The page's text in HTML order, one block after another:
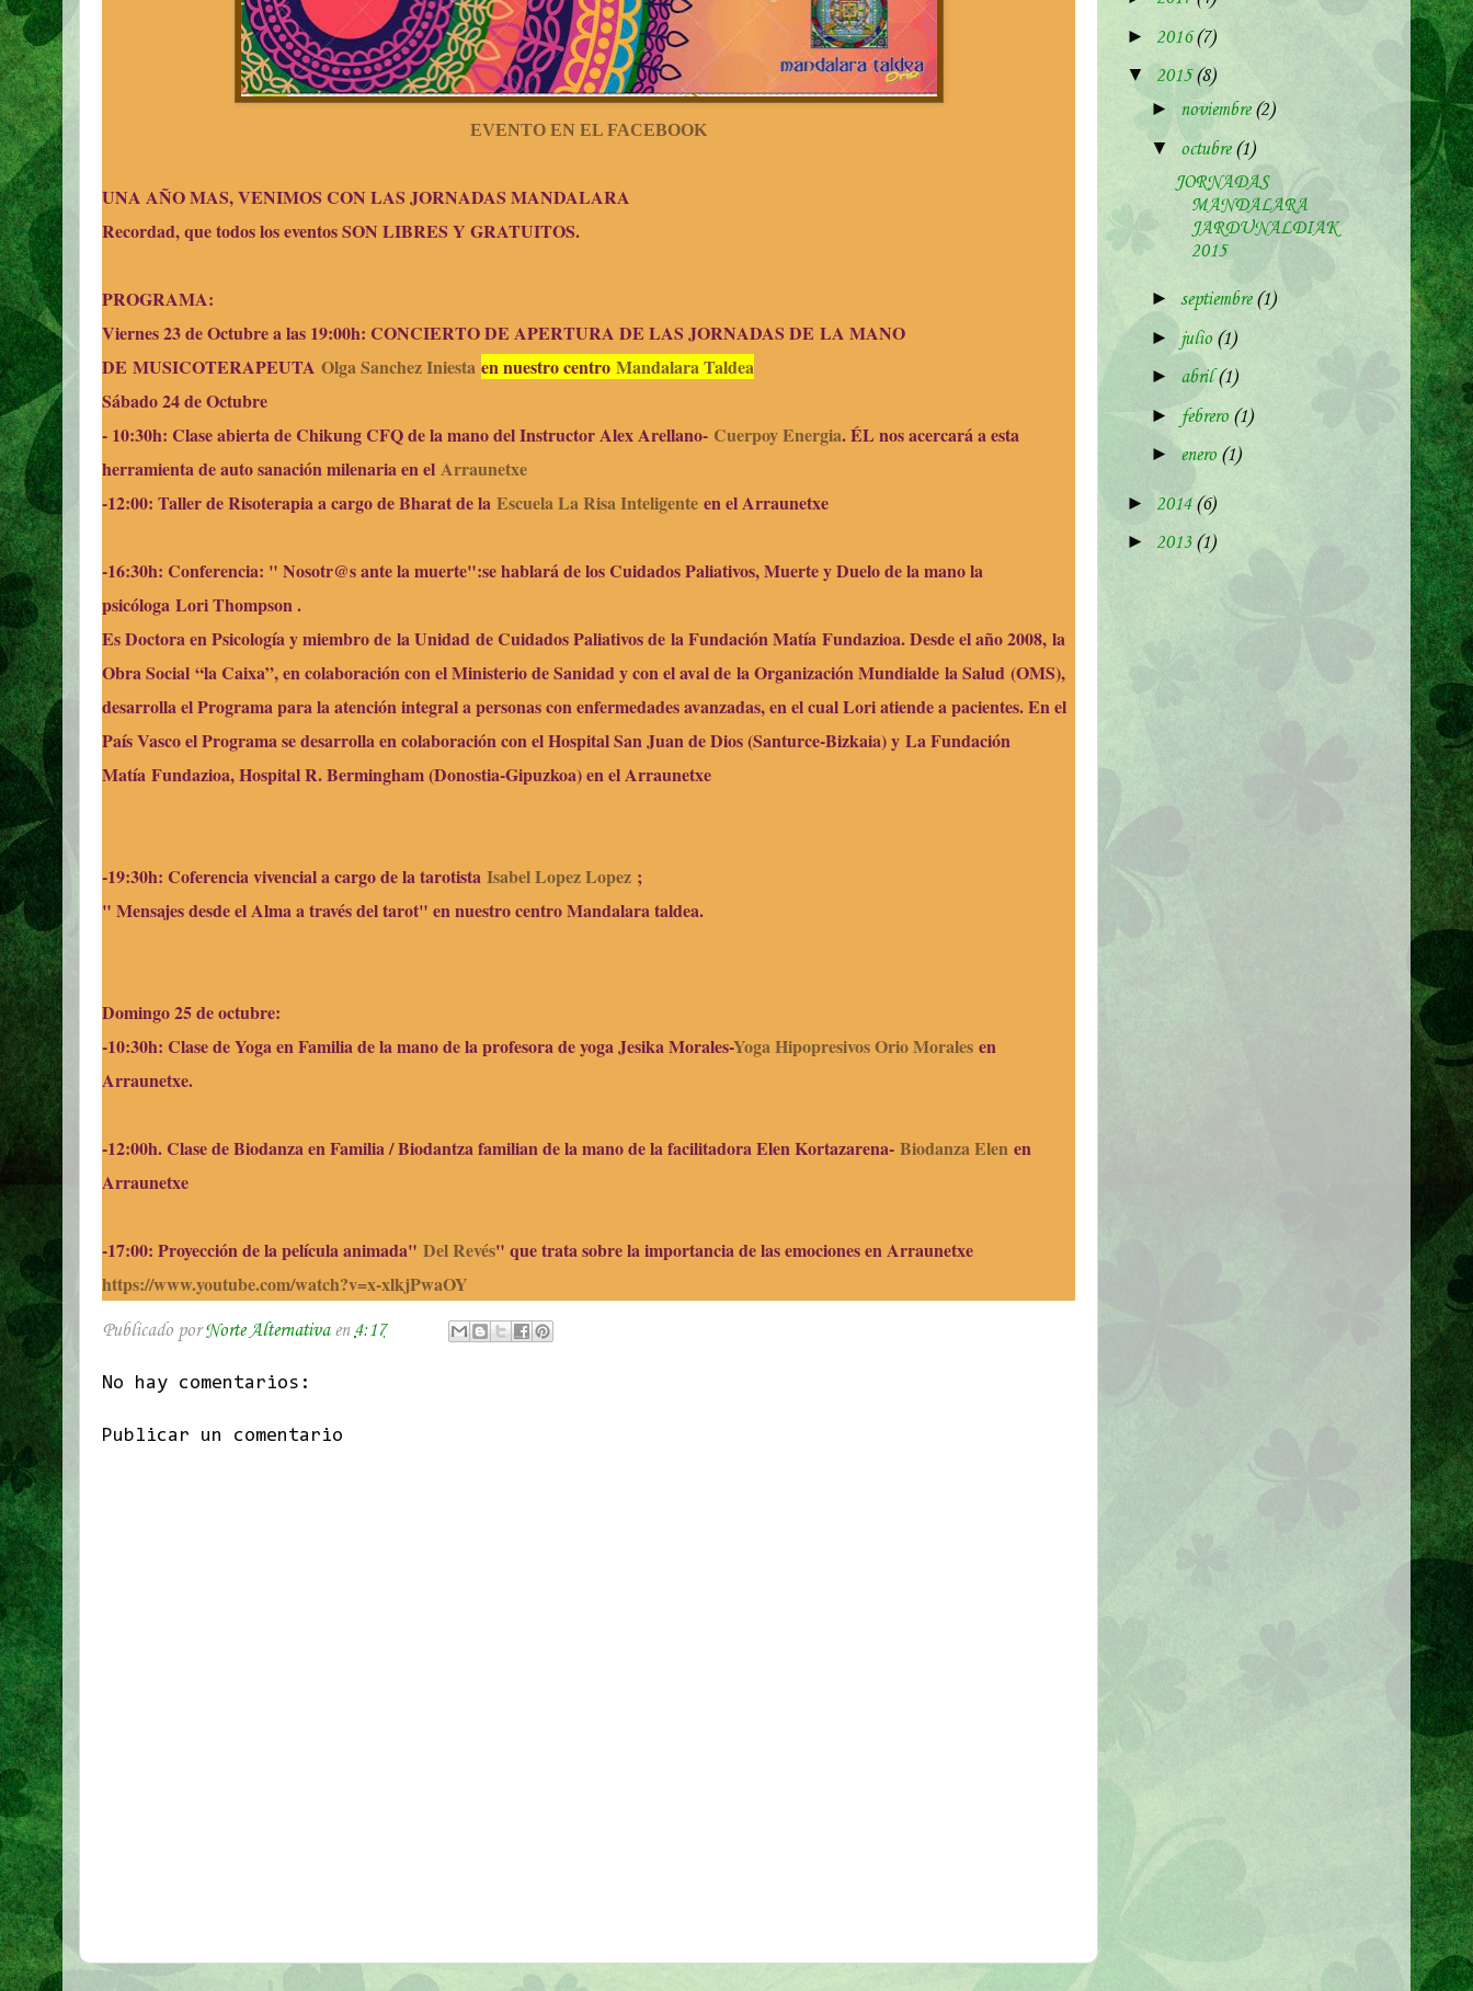
EVENTO EN EL FACEBOOK
UNA AÑO MAS, VENIMOS CON LAS JORNADAS MANDALARA
Recordad, que todos los eventos SON LIBRES Y GRATUITOS.
PROGRAMA:
Viernes 23 de Octubre a las 19:00h: CONCIERTO DE APERTURA DE LAS JORNADAS DE LA MANO
DE MUSICOTERAPEUTA Olga Sanchez Iniesta en nuestro centro Mandalara Taldea
Sábado 24 de Octubre
- 10:30h: Clase abierta de Chikung CFQ de la mano del Instructor Alex Arellano- Cuerpoy Energia. ÉL nos acercará a esta
herramienta de auto sanación milenaria en el Arraunetxe
-12:00: Taller de Risoterapia a cargo de Bharat de la Escuela La Risa Inteligente en el Arraunetxe
-16:30h: Conferencia: " Nosotr@s ante la muerte":se hablará de los Cuidados Paliativos, Muerte y Duelo de la mano la
psicóloga Lori Thompson .
Es Doctora en Psicología y miembro de la Unidad de Cuidados Paliativos de la Fundación Matía Fundazioa. Desde el año 2008, la
Obra Social “la Caixa”, en colaboración con el Ministerio de Sanidad y con el aval de la Organización Mundialde la Salud (OMS),
desarrolla el Programa para la atención integral a personas con enfermedades avanzadas, en el cual Lori atiende a pacientes. En el
País Vasco el Programa se desarrolla en colaboración con el Hospital San Juan de Dios (Santurce-Bizkaia) y La Fundación
Matía Fundazioa, Hospital R. Bermingham (Donostia-Gipuzkoa) en el Arraunetxe
-19:30h: Coferencia vivencial a cargo de la tarotista Isabel Lopez Lopez ;
" Mensajes desde el Alma a través del tarot" en nuestro centro Mandalara taldea.
Domingo 25 de octubre:
-10:30h: Clase de Yoga en Familia de la mano de la profesora de yoga Jesika Morales-Yoga Hipopresivos Orio Morales en
Arraunetxe.
-12:00h. Clase de Biodanza en Familia / Biodantza familian de la mano de la facilitadora Elen Kortazarena- Biodanza Elen en
Arraunetxe
-17:00: Proyección de la película animada" Del Revés" que trata sobre la importancia de las emociones en Arraunetxe
https://www.youtube.com/watch?v=x-xlkjPwaOY
Publicado porNorte Alternativa en4:17
No hay comentarios:
Publicar un comentario
► 2016(7)
▼ 2015(8)
► noviembre(2)
▼ octubre (1)
JORNADAS
MANDALARA
JARDUNALDIAK
2015
► septiembre(1)
►julio (1)
► abril(1)
► febrero (1)
► enero (1)
► 2014 (6)
► 2013 (1)